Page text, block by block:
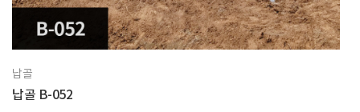
납골
납골 B-052